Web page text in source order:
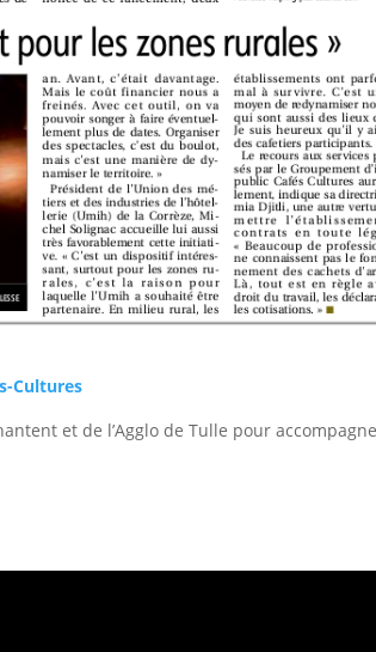
Cultures
et de l’Agglo de Tulle pour